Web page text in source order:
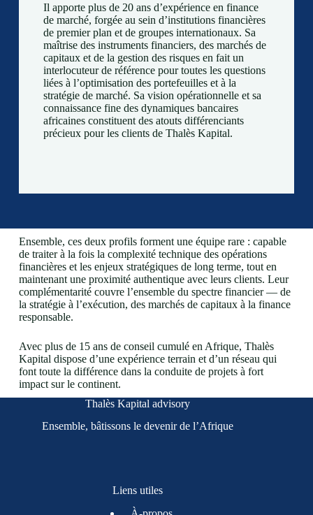
Il apporte plus de 20 ans d’expérience en finance
de marché, forgée au sein d’institutions financières
de premier plan et de groupes internationaux. Sa
maîtrise des instruments financiers, des marchés de
capitaux et de la gestion des risques en fait un
interlocuteur de référence pour toutes les questions
liées à l’optimisation des portefeuilles et à la
stratégie de marché. Sa vision opérationnelle et sa
connaissance fine des dynamiques bancaires
africaines constituent des atouts différenciants
précieux pour les clients de Thalès Kapital.
Ensemble, ces deux profils forment une équipe rare : capable
de traiter à la fois la complexité technique des opérations
financières et les enjeux stratégiques de long terme, tout en
maintenant une proximité authentique avec leurs clients. Leur
complémentarité couvre l’ensemble du spectre financier — de
la stratégie à l’exécution, des marchés de capitaux à la finance
responsable.
Avec plus de 15 ans de conseil cumulé en Afrique, Thalès
Kapital dispose d’une expérience terrain et d’un réseau qui
font toute la différence dans la conduite de projets à fort
impact sur le continent.
Thalès Kapital advisory
Ensemble, bâtissons le devenir de l’Afrique
Liens utiles